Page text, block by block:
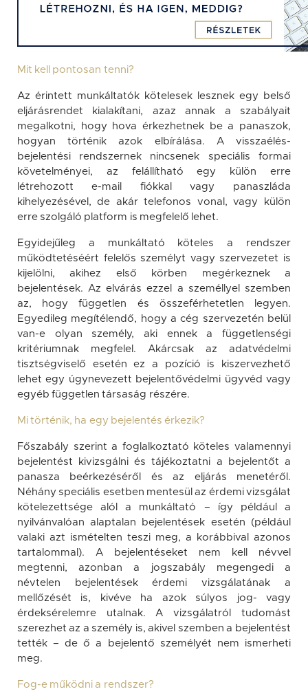
Mit kell pontosan tenni?
Az érintett munkáltatók kötelesek lesznek egy belső
eljárásrendet kialakítani, azaz annak a szabályait
megalkotni, hogy hova érkezhetnek be a panaszok,
hogyan történik azok elbírálása. A visszaélés-
bejelentési rendszernek nincsenek speciális formai
követelményei, az felállítható egy külön erre
létrehozott e-mail fiókkal vagy panaszláda
kihelyezésével, de akár telefonos vonal, vagy külön
erre szolgáló platform is megfelelő lehet.
Egyidejűleg a munkáltató köteles a rendszer
működtetéséért felelős személyt vagy szervezetet is
kijelölni, akihez első körben megérkeznek a
bejelentések. Az elvárás ezzel a személlyel szemben
az, hogy független és összeférhetetlen legyen.
Egyedileg megítélendő, hogy a cég szervezetén belül
van-e olyan személy, aki ennek a függetlenségi
kritériumnak megfelel. Akárcsak az adatvédelmi
tisztségviselő esetén ez a pozíció is kiszervezhető
lehet egy úgynevezett bejelentővédelmi ügyvéd vagy
egyéb független társaság részére.
Mi történik, ha egy bejelentés érkezik?
Főszabály szerint a foglalkoztató köteles valamennyi
bejelentést kivizsgálni és tájékoztatni a bejelentőt a
panasza beérkezéséről és az eljárás menetéről.
Néhány speciális esetben mentesül az érdemi vizsgálat
kötelezettsége alól a munkáltató – így például a
nyilvánvalóan alaptalan bejelentések esetén (például
valaki azt ismételten teszi meg, a korábbival azonos
tartalommal). A bejelentéseket nem kell névvel
megtenni, azonban a jogszabály megengedi a
névtelen bejelentések érdemi vizsgálatának a
mellőzését is, kivéve ha azok súlyos jog- vagy
érdeksérelemre utalnak. A vizsgálatról tudomást
szerezhet az a személy is, akivel szemben a bejelentést
tették – de ő a bejelentő személyét nem ismerheti
meg.
Fog-e működni a rendszer?